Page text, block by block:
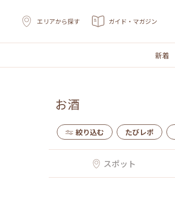
エリアから探す ガイド・マガジン
新着
お酒
絞り込む たびレポ
スポット